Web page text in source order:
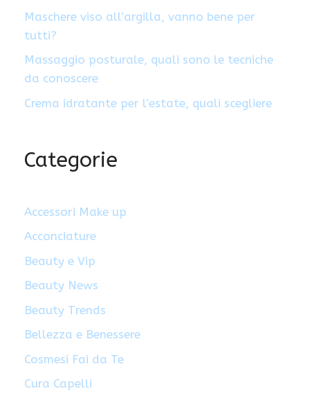
Maschere viso all’argilla, vanno bene per
tutti?
Massaggio posturale, quali sono le tecniche
da conoscere
Crema idratante per l’estate, quali scegliere
Categorie
Accessori Make up
Acconciature
Beauty e Vip
Beauty News
Beauty Trends
Bellezza e Benessere
Cosmesi Fai da Te
Cura Capelli